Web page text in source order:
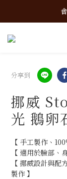
新 品 上
新 品 上
分享到
挪威
光 鵝卵
【 手工製作、
【 適用於臉部、
【 挪威設計與
製作 】